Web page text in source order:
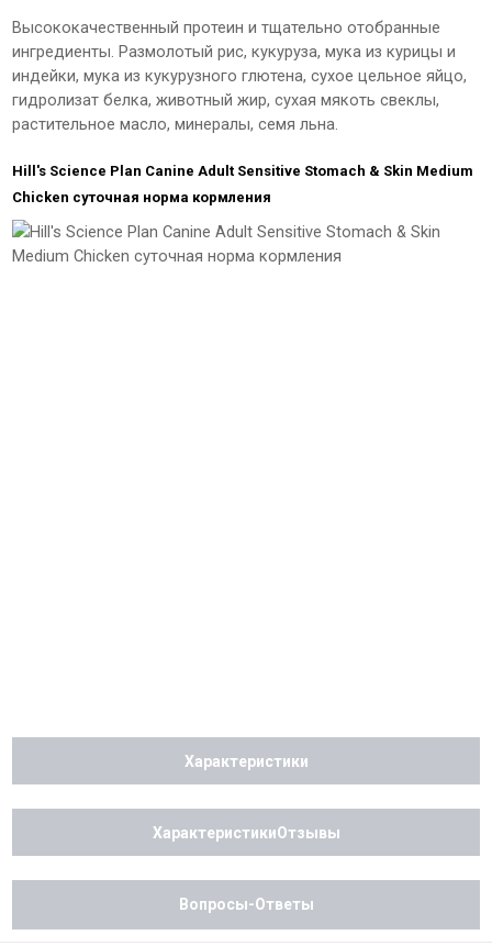
Высококачественный протеин и тщательно отобранные
ингредиенты. Размолотый рис, кукуруза, мука из курицы и
индейки, мука из кукурузного глютена, сухое цельное яйцо,
гидролизат белка, животный жир, сухая мякоть свеклы,
растительное масло, минералы, семя льна.
Hill's Science Plan Canine Adult Sensitive Stomach & Skin Medium
Chicken суточная норма кормления
Характеристики
ХарактеристикиОтзывы
Вопросы-Ответы